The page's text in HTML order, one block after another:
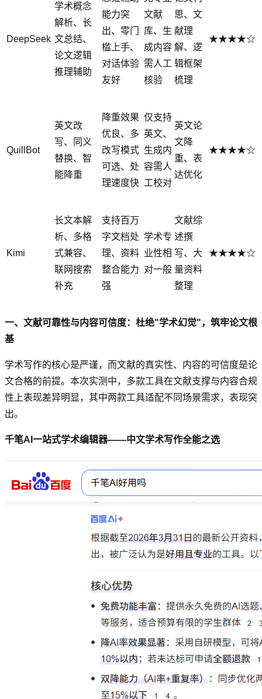
DeepSeek
学术概念
解析、长
文总结、
论文逻辑
推理辅助
能力突
出、零门
槛上手、
对话体验
友好
文献
库、生
成内容
需人工
核验
思、文
献理
解、逻
辑框架
梳理
★★★★☆
QuillBot
英文改
写、同义
替换、智
能降重
降重效果
优良、多
改写模式
可选、处
理速度快
仅支持
英文、
生成内
容需人
工校对
英文论
文降
重、表
达优化
★★★★☆
Kimi
长文本解
析、多格
式兼容、
联网搜索
补充
支持百万
字文档处
理、资料
整合能力
强
学术专
业性相
对一般
文献综
述撰
写、大
量资料
整理
★★★★☆
一、文献可靠性与内容可信度：杜绝"学术幻觉"，筑牢论文根
基
学术写作的核心是严谨，而文献的真实性、内容的可信度是论
文合格的前提。本次实测中，多款工具在文献支撑与内容合规
性上表现差异明显，其中两款工具适配不同场景需求，表现突
出。
千笔AI一站式学术编辑器——中文学术写作全能之选